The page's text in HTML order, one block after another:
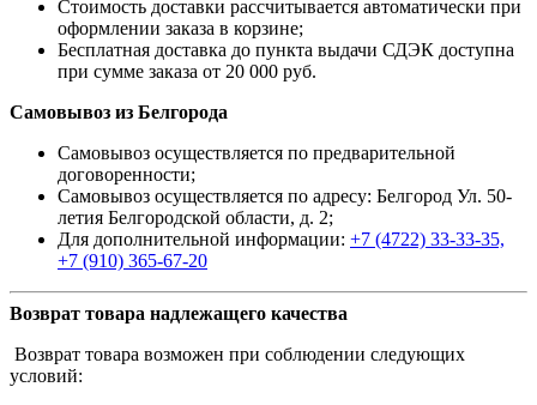
Стоимость доставки рассчитывается автоматически при
оформлении заказа в корзине;
Бесплатная доставка до пункта выдачи СДЭК доступна
при сумме заказа от 20 000 руб.
Самовывоз из Белгорода
Самовывоз осуществляется по предварительной
договоренности;
Самовывоз осуществляется по адресу: Белгород Ул. 50-
летия Белгородской области, д. 2;
Для дополнительной информации: +7 (4722) 33-33-35,
+7 (910) 365-67-20
Возврат товара надлежащего качества
Возврат товара возможен при соблюдении следующих
условий: